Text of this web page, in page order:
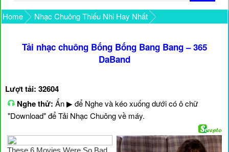
Home Nhạc Chuông Thiếu Nhi Hay Nhất
Tải nhạc chuông Bống Bống Bang Bang – 365
DaBand
Lượt tải: 32604
Nghe thử: Ấn ▶ để Nghe và kéo xuống dưới có ô chữ
"Download" để Tải Nhạc Chuông về máy.